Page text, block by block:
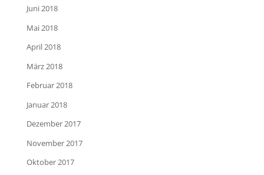
Juni 2018
Mai 2018
April 2018
März 2018
Februar 2018
Januar 2018
Dezember 2017
November 2017
Oktober 2017